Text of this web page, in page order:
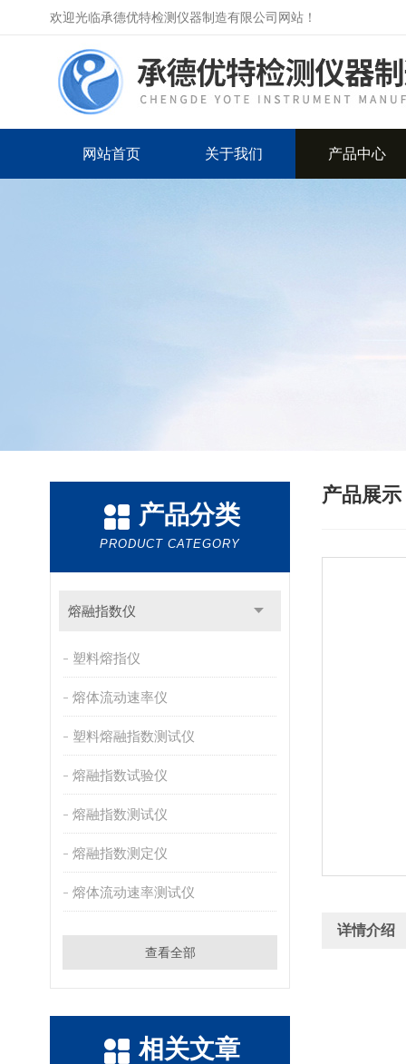
欢迎光临承德优特检测仪器制造有限公司网站！
网站首页 关于我们 产品中心
产品分类
PRODUCT CATEGORY
熔融指数仪
塑料熔指仪
熔体流动速率仪
塑料熔融指数测试仪
熔融指数试验仪
熔融指数测试仪
熔融指数测定仪
熔体流动速率测试仪
查看全部
相关文章
产品展示
详情介绍